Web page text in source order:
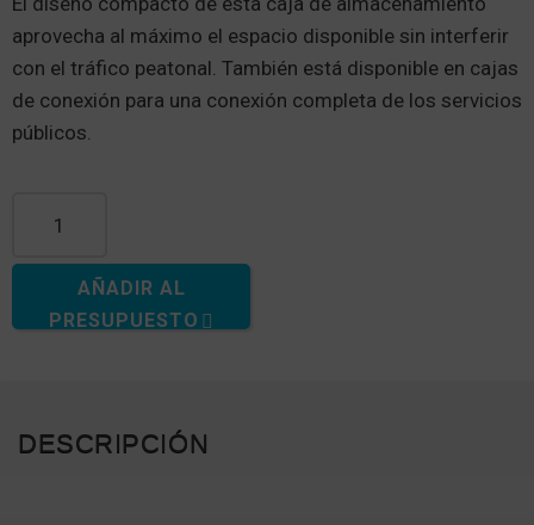
aprovecha al máximo el espacio disponible sin interferir
con el tráfico peatonal. También está disponible en cajas
de conexión para una conexión completa de los servicios
públicos.
AÑADIR AL
PRESUPUESTO
DESCRIPCIÓN